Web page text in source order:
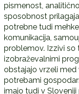
pismenost,
sposobnost
potrebne tudi
komunikacija,
problemov. Izzivi so
izobraževalnimi
obstajajo vrzeli med
potrebami
imajo tudi v